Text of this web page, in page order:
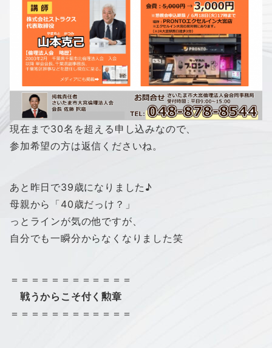
現在まで30名を超える申し込みなので、
参加希望の方は返信くださいね。
あと昨日で39歳になりました♪
母親から「40歳だっけ？」
っとラインが気の他ですが、
自分でも一瞬分からなくなりました笑
＝＝＝＝＝＝＝＝＝＝＝＝
戦うからこそ付く勲章
＝＝＝＝＝＝＝＝＝＝＝＝